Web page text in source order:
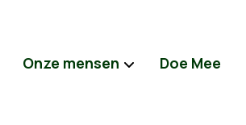
Onze mensen Doe Mee